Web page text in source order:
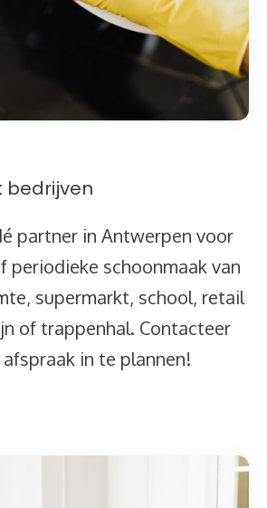
bedrijven
partner in Antwerpen voor
periodieke schoonmaak van
supermarkt, school, retail
of trappenhal. Contacteer
in te plannen!